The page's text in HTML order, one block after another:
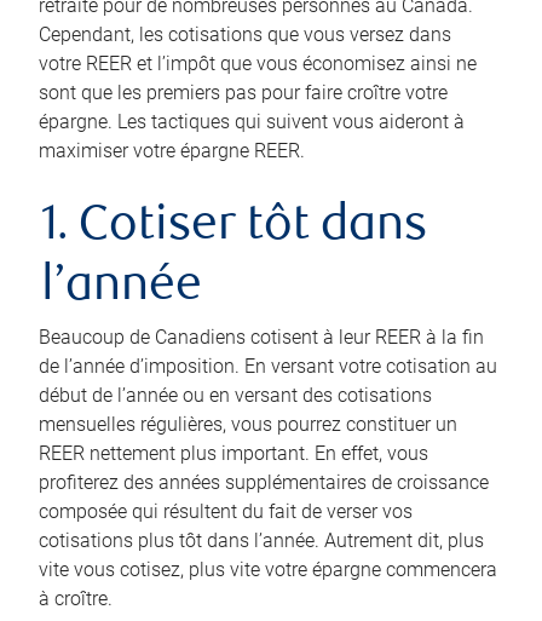
retraite pour de nombreuses personnes au Canada.
Cependant, les cotisations que vous versez dans
votre REER et l’impôt que vous économisez ainsi ne
sont que les premiers pas pour faire croître votre
épargne. Les tactiques qui suivent vous aideront à
maximiser votre épargne REER.
1. Cotiser tôt dans
l’année
Beaucoup de Canadiens cotisent à leur REER à la fin
de l’année d’imposition. En versant votre cotisation au
début de l’année ou en versant des cotisations
mensuelles régulières, vous pourrez constituer un
REER nettement plus important. En effet, vous
profiterez des années supplémentaires de croissance
composée qui résultent du fait de verser vos
cotisations plus tôt dans l’année. Autrement dit, plus
vite vous cotisez, plus vite votre épargne commencera
à croître.